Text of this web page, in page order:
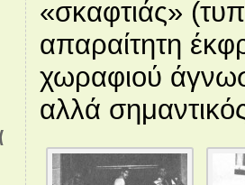
«σκαφτιάς»
απαραίτητη
χωραφιού
αλλά